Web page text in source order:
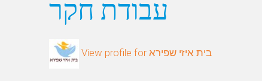
עבודת חקר
View profile for בית איזי שפירא